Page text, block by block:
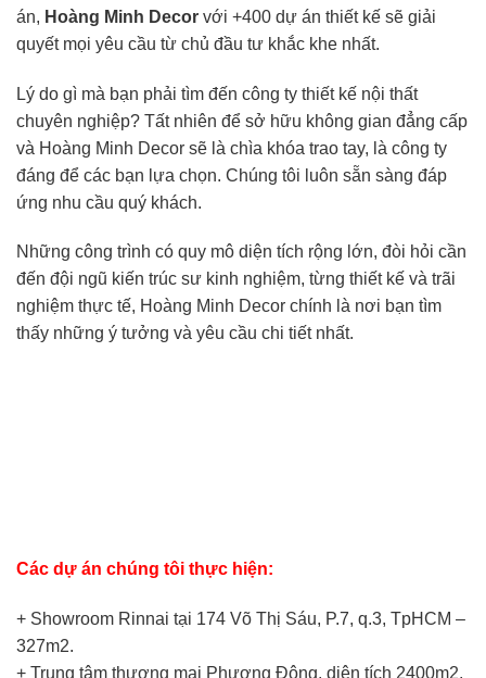
án, Hoàng Minh Decor với +400 dự án thiết kế sẽ giải
quyết mọi yêu cầu từ chủ đầu tư khắc khe nhất.
Lý do gì mà bạn phải tìm đến công ty thiết kế nội thất
chuyên nghiệp? Tất nhiên để sở hữu không gian đẳng cấp
và Hoàng Minh Decor sẽ là chìa khóa trao tay, là công ty
đáng để các bạn lựa chọn. Chúng tôi luôn sẵn sàng đáp
ứng nhu cầu quý khách.
Những công trình có quy mô diện tích rộng lớn, đòi hỏi cần
đến đội ngũ kiến trúc sư kinh nghiệm, từng thiết kế và trãi
nghiệm thực tế, Hoàng Minh Decor chính là nơi bạn tìm
thấy những ý tưởng và yêu cầu chi tiết nhất.
Các dự án chúng tôi thực hiện:
+ Showroom Rinnai tại 174 Võ Thị Sáu, P.7, q.3, TpHCM –
327m2.
+ Trung tâm thương mại Phương Đông, diện tích 2400m2,